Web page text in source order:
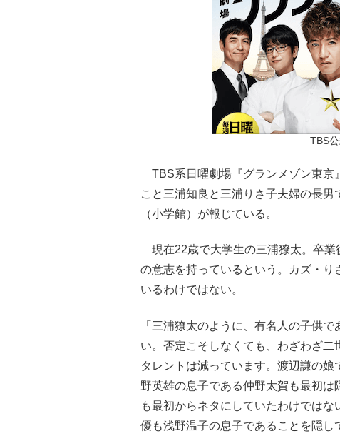
TBS
TBS系日曜劇場『グランメゾン東京
こと三浦知良と三浦りさ子夫婦の長男
（小学館）が報じている。
現在22歳で大学生の三浦獠太。卒業
の意志を持っているという。カズ・
いるわけではない。
「三浦獠太のように、有名人の子供
い。否定こそしなくても、わざわざ
タレントは減っています。渡辺謙の
野英雄の息子である仲野太賀も最初
も最初からネタにしていたわけでは
優も浅野温子の息子であることを隠し